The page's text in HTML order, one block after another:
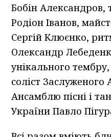
Бобін Александров,
Родіон Іванов,
Сергій Клюєнко,
Олександр
унікального
соліст Заслуженого
Ансамблю пісні і
України Павло